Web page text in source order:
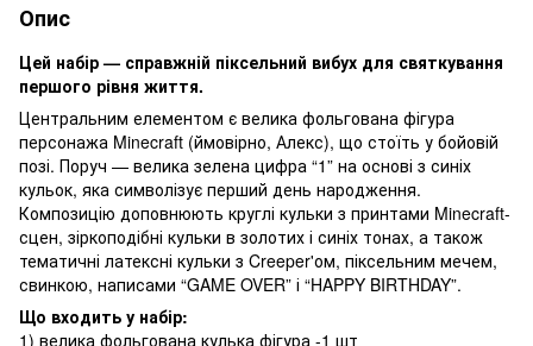
Опис
Цей набір — справжній піксельний вибух для святкування
першого рівня життя.
Центральним елементом є велика фольгована фігура
персонажа Minecraft (ймовірно, Алекс), що стоїть у бойовій
позі. Поруч — велика зелена цифра “1” на основі з синіх
кульок, яка символізує перший день народження.
Композицію доповнюють круглі кульки з принтами Minecraft-
сцен, зіркоподібні кульки в золотих і синіх тонах, а також
тематичні латексні кульки з Creeper'ом, піксельним мечем,
свинкою, написами “GAME OVER” і “HAPPY BIRTHDAY”.
Що входить у набір:
1) велика фольгована кулька фігура -1 шт